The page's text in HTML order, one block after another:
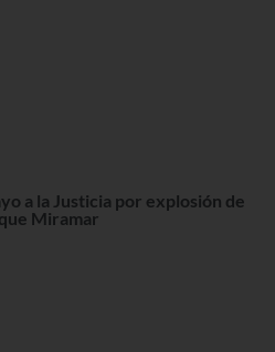
a la Justicia por explosión de
Miramar